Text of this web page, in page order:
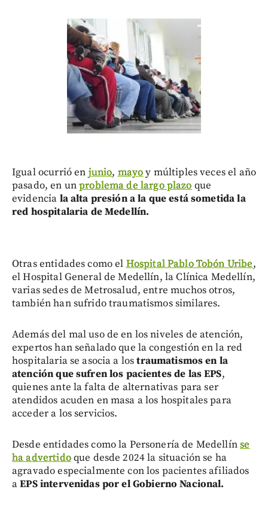
Igual ocurrió en junio,mayoy múltiples veces el año
pasado, en unproblema de largo plazoque
evidencia la alta presión a la que está sometida la
red hospitalaria de Medellín.
Otras entidades como elHospital Pablo Tobón Uribe,
el Hospital General de Medellín, la Clínica Medellín,
varias sedes de Metrosalud, entre muchos otros,
también han sufrido traumatismos similares.
Además del mal uso de en los niveles de atención,
expertos han señalado que la congestión en la red
hospitalaria se asocia a lostraumatismos en la
atención que sufren los pacientes de las EPS,
quienes ante la falta de alternativas para ser
atendidos acuden en masa a los hospitales para
acceder a los servicios.
Desde entidades como la Personería de Medellínse
ha advertidoque desde 2024 la situación se ha
agravado especialmente con los pacientes afiliados
aEPS intervenidas por el Gobierno Nacional.